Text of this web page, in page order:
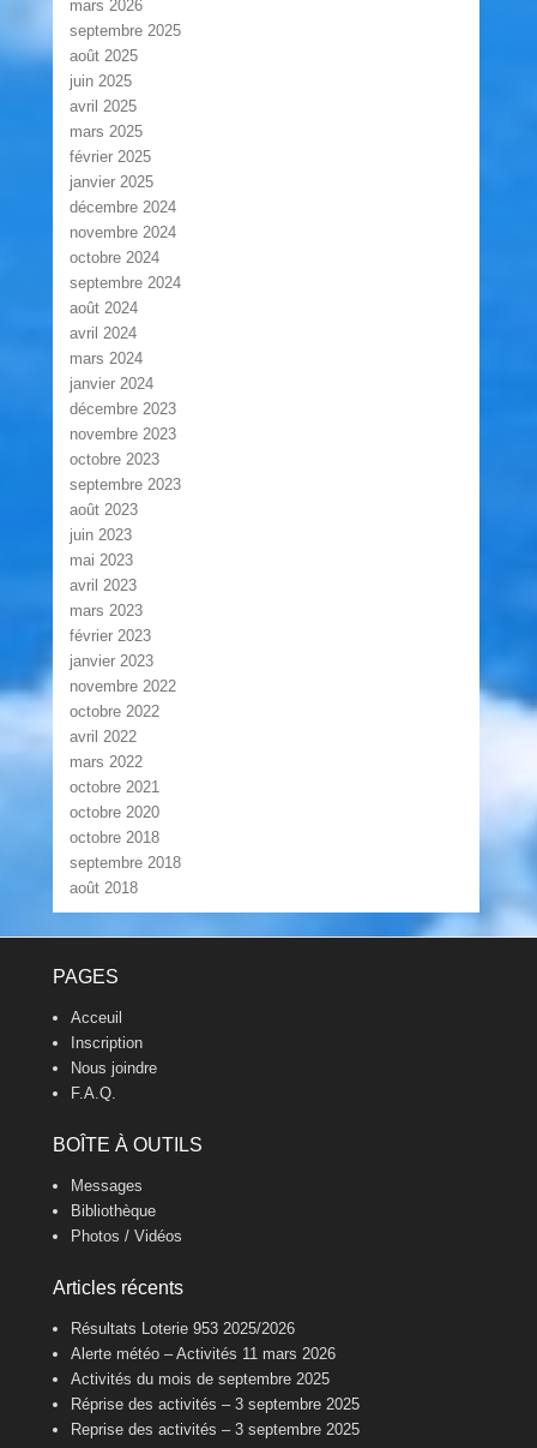
mars 2026
septembre 2025
août 2025
juin 2025
avril 2025
mars 2025
février 2025
janvier 2025
décembre 2024
novembre 2024
octobre 2024
septembre 2024
août 2024
avril 2024
mars 2024
janvier 2024
décembre 2023
novembre 2023
octobre 2023
septembre 2023
août 2023
juin 2023
mai 2023
avril 2023
mars 2023
février 2023
janvier 2023
novembre 2022
octobre 2022
avril 2022
mars 2022
octobre 2021
octobre 2020
octobre 2018
septembre 2018
août 2018
PAGES
Acceuil
Inscription
Nous joindre
F.A.Q.
BOÎTE À OUTILS
Messages
Bibliothèque
Photos / Vidéos
Articles récents
Résultats Loterie 953 2025/2026
Alerte météo – Activités 11 mars 2026
Activités du mois de septembre 2025
Réprise des activités – 3 septembre 2025
Reprise des activités – 3 septembre 2025